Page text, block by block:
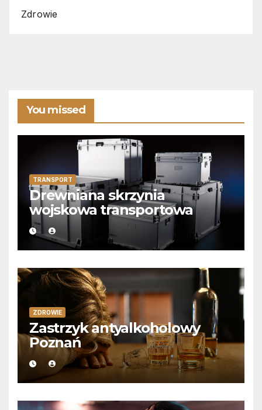
Zdrowie
You missed
TRANSPORT
Drewniana skrzynia
wojskowa transportowa
ZDROWIE
Zastrzyk antyalkoholowy
Poznań